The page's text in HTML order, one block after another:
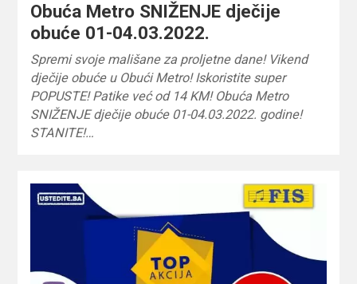
Obuća Metro SNIŽENJE dječije
obuće 01-04.03.2022.
Spremi svoje mališane za proljetne dane! Vikend
dječije obuće u Obući Metro! Iskoristite super
POPUSTE! Patike već od 14 KM! Obuća Metro
SNIŽENJE dječije obuće 01-04.03.2022. godine!
STANITE!…